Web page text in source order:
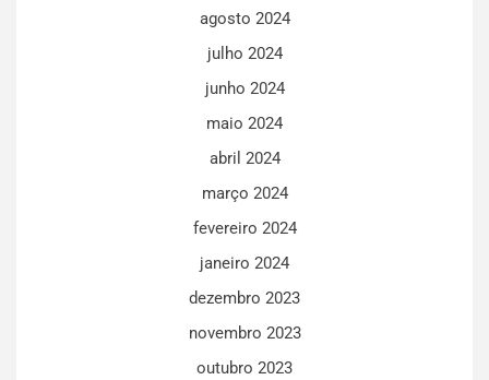
agosto 2024
julho 2024
junho 2024
maio 2024
abril 2024
março 2024
fevereiro 2024
janeiro 2024
dezembro 2023
novembro 2023
outubro 2023